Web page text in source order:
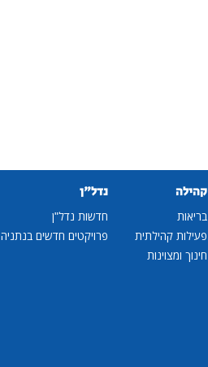
קהילה
בריאות
פעילות קהילתית
חינוך ומצוינות
נדל"ן
חדשות נדל"ן
פרויקטים חדשים בנתניה